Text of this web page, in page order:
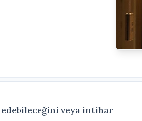
veya intihar